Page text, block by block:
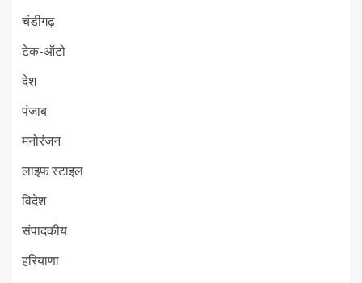
चंडीगढ़
टेक-ऑटो
देश
पंजाब
मनोरंजन
लाइफ स्टाइल
विदेश
संपादकीय
हरियाणा